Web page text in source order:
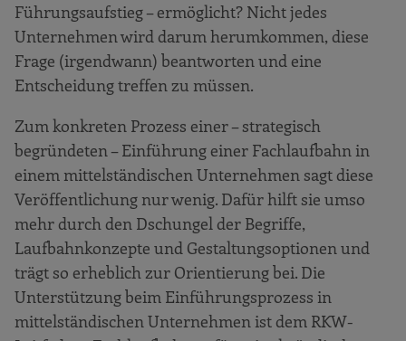
Führungsaufstieg – ermöglicht? Nicht jedes
Unternehmen wird darum herumkommen, diese
Frage (irgendwann) beantworten und eine
Entscheidung treffen zu müssen.
Zum konkreten Prozess einer – strategisch
begründeten – Einführung einer Fachlaufbahn in
einem mittelständischen Unternehmen sagt diese
Veröffentlichung nur wenig. Dafür hilft sie umso
mehr durch den Dschungel der Begriffe,
Laufbahnkonzepte und Gestaltungsoptionen und
trägt so erheblich zur Orientierung bei. Die
Unterstützung beim Einführungsprozess in
mittelständischen Unternehmen ist dem RKW-